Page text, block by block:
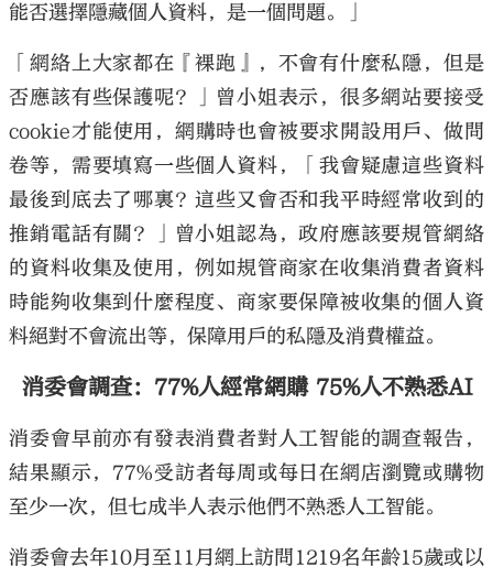
能否選擇隱藏個人資料，是一個問題。」
「網絡上大家都在『裸跑』，不會有什麼私隱，但是
否應該有些保護呢？」曾小姐表示，很多網站要接受
cookie才能使用，網購時也會被要求開設用戶、做問
卷等，需要填寫一些個人資料，「我會疑慮這些資料
最後到底去了哪裏？這些又會否和我平時經常收到的
推銷電話有關？」曾小姐認為，政府應該要規管網絡
的資料收集及使用，例如規管商家在收集消費者資料
時能夠收集到什麼程度、商家要保障被收集的個人資
料絕對不會流出等，保障用戶的私隱及消費權益。
消委會調查：77%人經常網購 75%人不熟悉AI
消委會早前亦有發表消費者對人工智能的調查報告，
結果顯示，77%受訪者每周或每日在網店瀏覽或購物
至少一次，但七成半人表示他們不熟悉人工智能。
消委會去年10月至11月網上訪問1219名年齡15歲或以